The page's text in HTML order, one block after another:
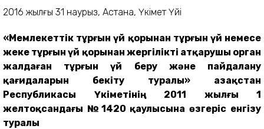
2016 жылғы 31 наурыз, Астана, Үкімет Үйі
«Мемлекеттік тұрғын үй қорынан тұрғын үй немесе
жеке тұрғын үй қорынан жергілікті атқарушы орган
жалдаған тұрғын үй беру және пайдалану
қағидаларын бекіту туралы» Қазақстан
Республикасы Үкіметінің 2011 жылғы 1
желтоқсандағы №1420 қаулысына өзгеріс енгізу
туралы